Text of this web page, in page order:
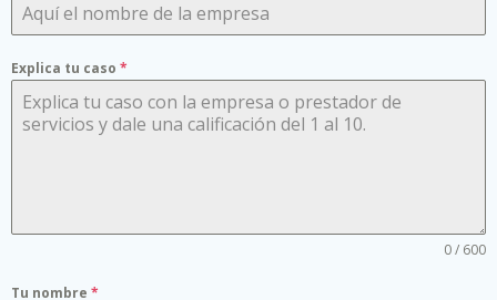
Explica tu caso *
0 / 600
Tu nombre *